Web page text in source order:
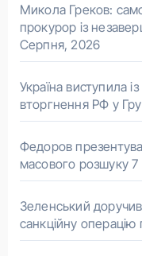
Микола Греков:
прокурор із
Серпня, 2026
Україна виступила
вторгнення РФ у
Федоров
масового розшуку 7
Зеленський доручив
санкційну